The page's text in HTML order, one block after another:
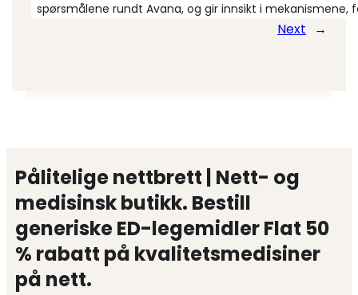
spørsmålene rundt Avana, og gir innsikt i
Next →
Pålitelige nettbrett | Nett- og
medisinsk butikk. Bestill
generiske ED-legemidler Flat 50
% rabatt på kvalitetsmedisiner
på nett.